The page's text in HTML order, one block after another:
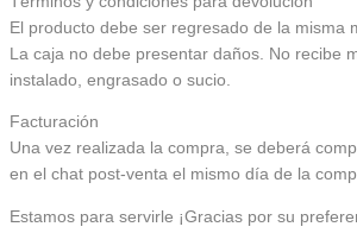
El producto debe ser regresado de la misma
La caja no debe presentar daños. No recibe
instalado, engrasado o sucio.
Facturación
Una vez realizada la compra, se deberá
en el chat post-venta el mismo día de la
Estamos para servirle ¡Gracias por su